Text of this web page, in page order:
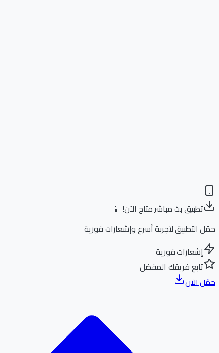
تطبيق بث مباشر متاح الآن! 📱
التطبيق لتجربة أسرع وإشعارات فورية
إشعارات فورية
تابع فريقك المفضل
الآن